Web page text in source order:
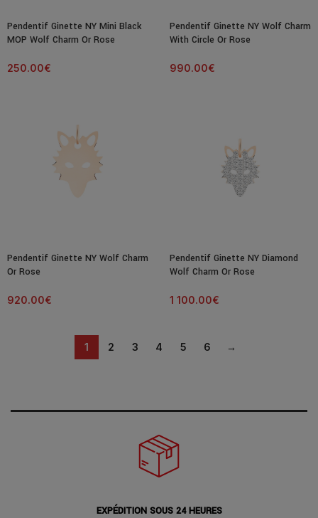
Pendentif Ginette NY Mini Black
MOP Wolf Charm Or Rose
250.00€
Pendentif Ginette NY Wolf Charm
With Circle Or Rose
990.00€
Pendentif Ginette NY Wolf Charm
Or Rose
920.00€
Pendentif Ginette NY Diamond
Wolf Charm Or Rose
1 100.00€
1 2 3 4 5 6 →
EXPÉDITION SOUS 24 HEURES